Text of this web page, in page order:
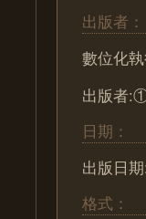
出版者：
數位化
出版者
日期：
出版日
格式：